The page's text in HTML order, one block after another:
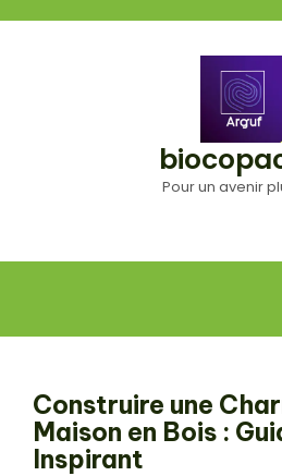
Pour un avenir
Construire une
Maison en Bois :
Inspirant